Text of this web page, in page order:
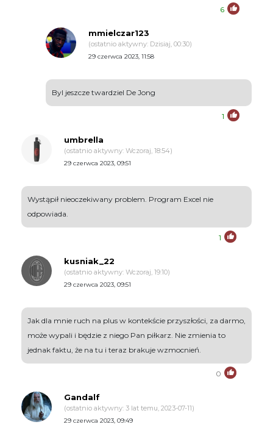
6
mmielczar123
(ostatnio aktywny: Dzisiaj, 00:30)
29 czerwca 2023, 11:58
Byl jeszcze twardziel De Jong
1
umbrella
(ostatnio aktywny: Wczoraj, 18:54)
29 czerwca 2023, 09:51
Wystąpił nieoczekiwany problem. Program Excel nie
odpowiada.
1
kusniak_22
(ostatnio aktywny: Wczoraj, 19:10)
29 czerwca 2023, 09:51
Jak dla mnie ruch na plus w kontekście przyszłości, za darmo,
może wypali i będzie z niego Pan piłkarz. Nie zmienia to
jednak faktu, że na tu i teraz brakuje wzmocnień.
0
Gandalf
(ostatnio aktywny: 3 lat temu, 2023-07-11)
29 czerwca 2023, 09:49